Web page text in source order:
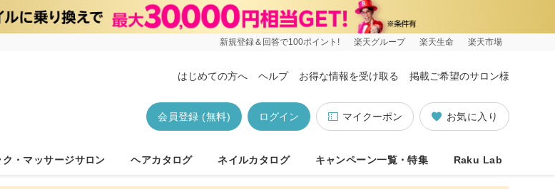
新規登録＆回答で100ポイント! 楽天グループ 楽天生命 楽天市場
はじめての方へ ヘルプ お得な情報を受け取る 掲載ご希望のサロン様
お気に入り
マイクーポン
ログイン
会員登録 (無料)
ク・マッサージサロン ヘアカタログ ネイルカタログ キャンペーン一覧・特集 Raku Lab